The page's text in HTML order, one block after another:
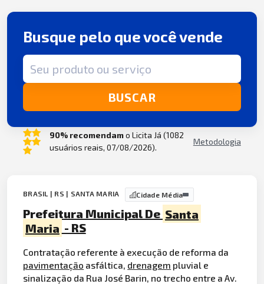
Busque pelo que você vende
Termo de busca
BUSCAR
90% recomendamo Licita Já (1082
usuários reais, 07/08/2026).
Metodologia
BRASIL | RS | SANTA MARIA Cidade Média
Prefeitura Municipal De Santa
Maria - RS
Contratação referente à execução de reforma da
pavimentação asfáltica, drenagem pluvial e
sinalização da Rua José Barin, no trecho entre a Av.